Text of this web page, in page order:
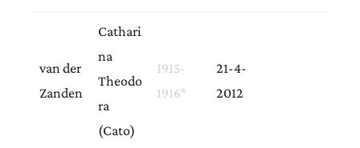
van der
Zanden
Cathari
na
Theodo
ra
(Cato)
1915-
1916*
21-4-
2012